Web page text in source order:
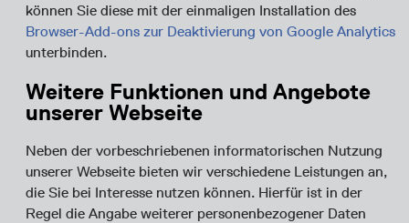
können Sie diese mit der einmaligen Installation des
Browser-Add-ons zur Deaktivierung von Google Analytics
unterbinden.
Weitere Funktionen und Angebote
unserer Webseite
Neben der vorbeschriebenen informatorischen Nutzung
unserer Webseite bieten wir verschiedene Leistungen an,
die Sie bei Interesse nutzen können. Hierfür ist in der
Regel die Angabe weiterer personenbezogener Daten